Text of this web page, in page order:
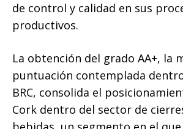
de control y calidad en sus
productivos.
La obtención del grado AA+, la
puntuación contemplada
BRC, consolida el
Cork dentro del sector de